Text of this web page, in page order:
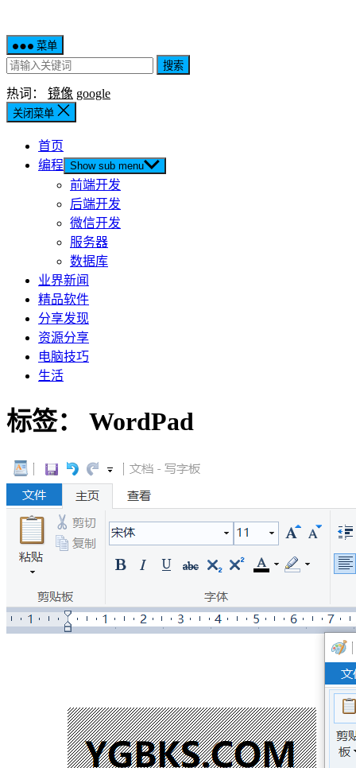
菜单
搜索
热词： 镜像 google
关闭菜单
首页
编程 Show sub menu
前端开发
后端开发
微信开发
服务器
数据库
业界新闻
精品软件
分享发现
资源分享
电脑技巧
生活
标签： WordPad